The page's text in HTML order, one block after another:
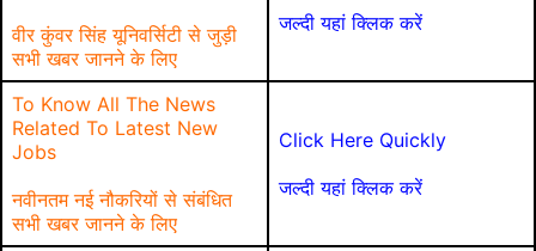
वीर कुंवर सिंह यूनिवर्सिटी से जुड़ी
सभी खबर जानने के लिए
जल्दी यहां क्लिक करें
To Know All The News
Related To Latest New
Jobs
नवीनतम नई नौकरियों से संबंधित
सभी खबर जानने के लिए
Click Here Quickly
जल्दी यहां क्लिक करें